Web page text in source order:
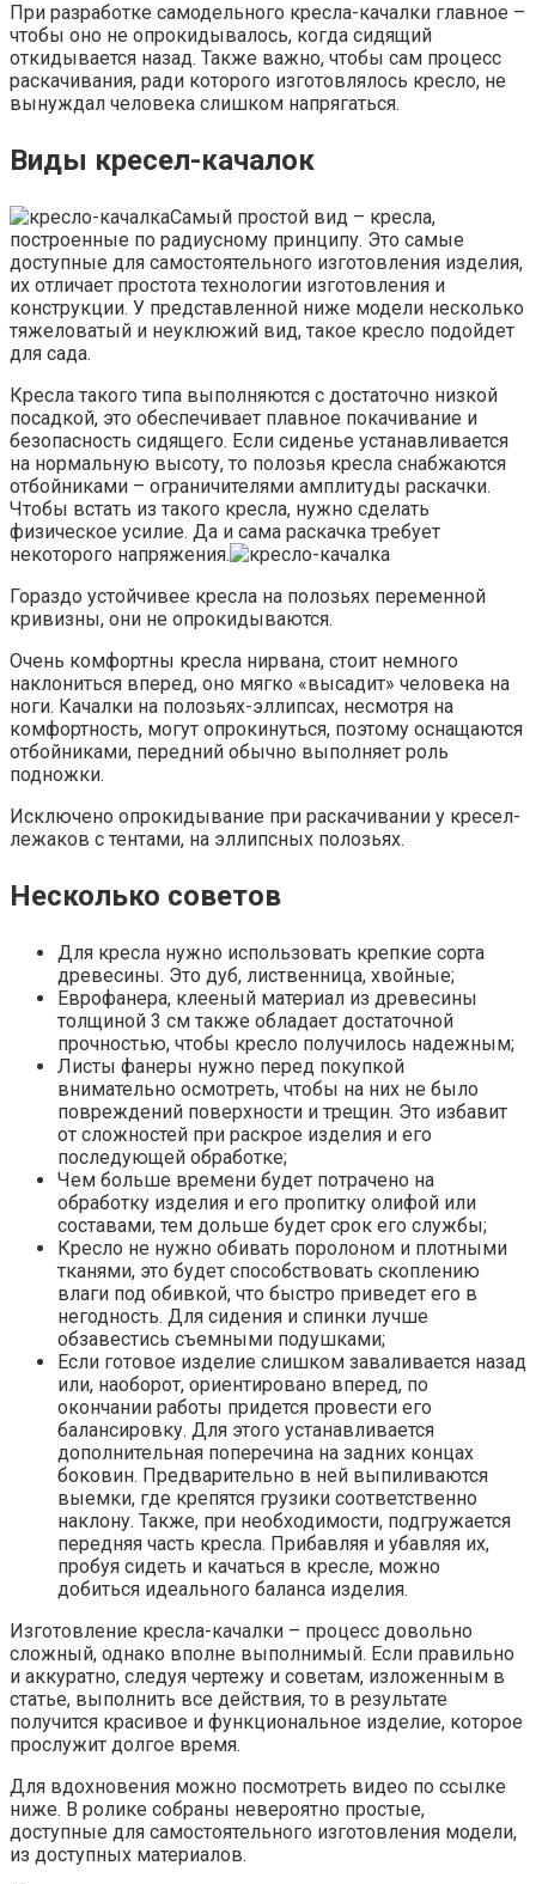
При разработке самодельного кресла-качалки главное –
чтобы оно не опрокидывалось, когда сидящий
откидывается назад. Также важно, чтобы сам процесс
раскачивания, ради которого изготовлялось кресло, не
вынуждал человека слишком напрягаться.
Виды кресел-качалок
Самый простой вид – кресла,
построенные по радиусному принципу. Это самые
доступные для самостоятельного изготовления изделия,
их отличает простота технологии изготовления и
конструкции. У представленной ниже модели несколько
тяжеловатый и неуклюжий вид, такое кресло подойдет
для сада.
Кресла такого типа выполняются с достаточно низкой
посадкой, это обеспечивает плавное покачивание и
безопасность сидящего. Если сиденье устанавливается
на нормальную высоту, то полозья кресла снабжаются
отбойниками – ограничителями амплитуды раскачки.
Чтобы встать из такого кресла, нужно сделать
физическое усилие. Да и сама раскачка требует
некоторого напряжения.
Гораздо устойчивее кресла на полозьях переменной
кривизны, они не опрокидываются.
Очень комфортны кресла нирвана, стоит немного
наклониться вперед, оно мягко «высадит» человека на
ноги. Качалки на полозьях-эллипсах, несмотря на
комфортность, могут опрокинуться, поэтому оснащаются
отбойниками, передний обычно выполняет роль
подножки.
Исключено опрокидывание при раскачивании у кресел-
лежаков с тентами, на эллипсных полозьях.
Несколько советов
Для кресла нужно использовать крепкие сорта
древесины. Это дуб, лиственница, хвойные;
Еврофанера, клееный материал из древесины
толщиной 3 см также обладает достаточной
прочностью, чтобы кресло получилось надежным;
Листы фанеры нужно перед покупкой
внимательно осмотреть, чтобы на них не было
повреждений поверхности и трещин. Это избавит
от сложностей при раскрое изделия и его
последующей обработке;
Чем больше времени будет потрачено на
обработку изделия и его пропитку олифой или
составами, тем дольше будет срок его службы;
Кресло не нужно обивать поролоном и плотными
тканями, это будет способствовать скоплению
влаги под обивкой, что быстро приведет его в
негодность. Для сидения и спинки лучше
обзавестись съемными подушками;
Если готовое изделие слишком заваливается назад
или, наоборот, ориентировано вперед, по
окончании работы придется провести его
балансировку. Для этого устанавливается
дополнительная поперечина на задних концах
боковин. Предварительно в ней выпиливаются
выемки, где крепятся грузики соответственно
наклону. Также, при необходимости, подгружается
передняя часть кресла. Прибавляя и убавляя их,
пробуя сидеть и качаться в кресле, можно
добиться идеального баланса изделия.
Изготовление кресла-качалки – процесс довольно
сложный, однако вполне выполнимый. Если правильно
и аккуратно, следуя чертежу и советам, изложенным в
статье, выполнить все действия, то в результате
получится красивое и функциональное изделие, которое
прослужит долгое время.
Для вдохновения можно посмотреть видео по ссылке
ниже. В ролике собраны невероятно простые,
доступные для самостоятельного изготовления модели,
из доступных материалов.